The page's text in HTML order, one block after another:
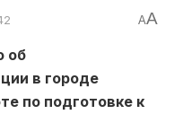
AA
об
в городе
по подготовке к